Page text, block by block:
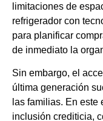
limitaciones de
refrigerador con
para planificar
de inmediato la
Sin embargo, el
última generación
las familias. En
inclusión crediticia,